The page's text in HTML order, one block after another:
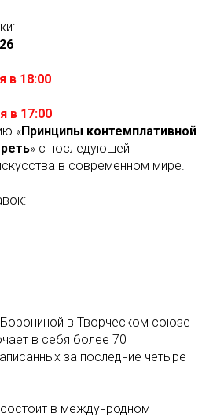
в 18:00
в 17:00
«Принципы контемплативной
» с последующей
в современном мире.
в Творческом союзе
в себя более 70
за последние четыре
в междунродном